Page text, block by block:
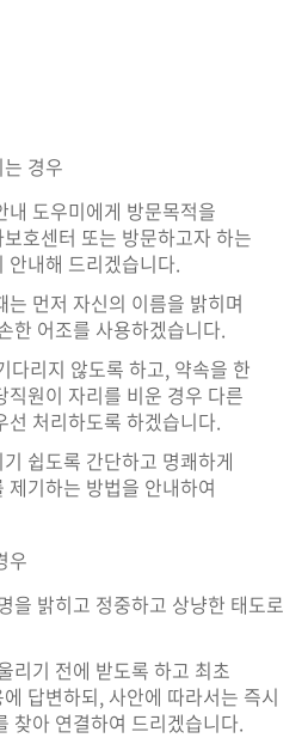
경우
내 도우미에게 방문목적을
호센터 또는 방문하고자 하는
안내해 드리겠습니다.
는 먼저 자신의 이름을 밝히며
한 어조를 사용하겠습니다.
다리지 않도록 하고, 약속을 한
직원이 자리를 비운 경우 다른
선 처리하도록 하겠습니다.
쉽도록 간단하고 명쾌하게
제기하는 방법을 안내하여
우
을 밝히고 정중하고 상냥한 태도로
리기 전에 받도록 하고 최초
답변하되, 사안에 따라서는 즉시
찾아 연결하여 드리겠습니다.